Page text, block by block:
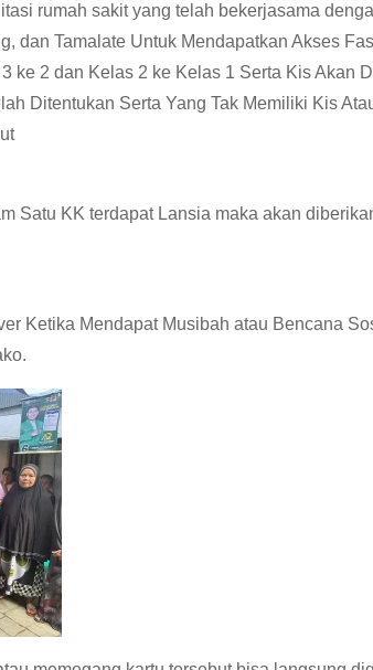
rumah sakit yang telah bekerjasama
dan Tamalate Untuk Mendapatkan Akses
ke 2 dan Kelas 2 ke Kelas 1 Serta Kis Akan
Ditentukan Serta Yang Tak Memiliki Kis
Satu KK terdapat Lansia maka akan
Ketika Mendapat Musibah atau Bencana